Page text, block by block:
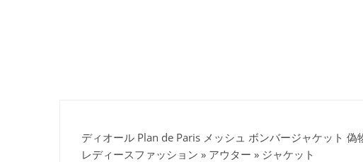
ディオール Plan de Paris メッシュ ボンバージャケット 偽
レディースファッション » アウター » ジャケット